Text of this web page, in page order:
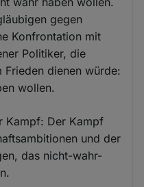
gegen
Konfrontation mit
Politiker, die
Frieden dienen würde:
wollen.
Kampf: Der Kampf
und der
das nicht-wahr-